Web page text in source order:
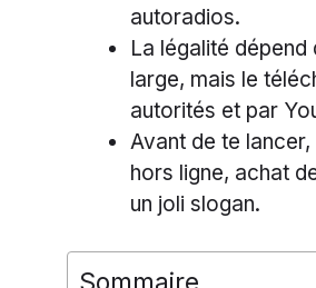
autoradios.
La légalité dépend
large, mais le
autorités et par
Avant de te
hors ligne, achat
un joli slogan.
Sommaire